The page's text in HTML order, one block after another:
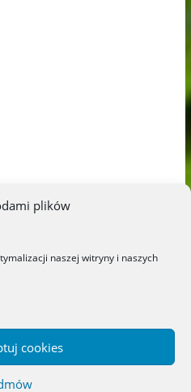
plików
naszej witryny i naszych
cookies